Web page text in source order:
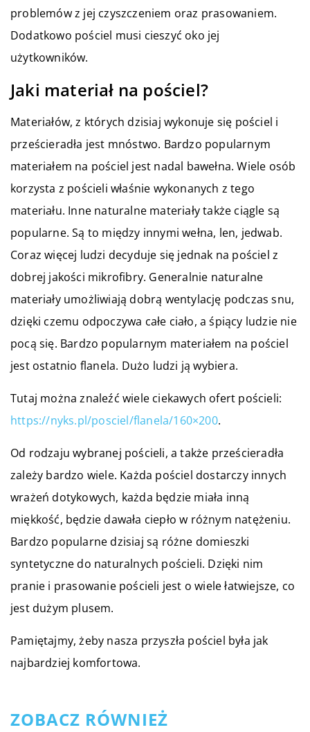
problemów z jej czyszczeniem oraz prasowaniem.
Dodatkowo pościel musi cieszyć oko jej
użytkowników.
Jaki materiał na pościel?
Materiałów, z których dzisiaj wykonuje się pościel i
prześcieradła jest mnóstwo. Bardzo popularnym
materiałem na pościel jest nadal bawełna. Wiele osób
korzysta z pościeli właśnie wykonanych z tego
materiału. Inne naturalne materiały także ciągle są
popularne. Są to między innymi wełna, len, jedwab.
Coraz więcej ludzi decyduje się jednak na pościel z
dobrej jakości mikrofibry. Generalnie naturalne
materiały umożliwiają dobrą wentylację podczas snu,
dzięki czemu odpoczywa całe ciało, a śpiący ludzie nie
pocą się. Bardzo popularnym materiałem na pościel
jest ostatnio flanela. Dużo ludzi ją wybiera.
Tutaj można znaleźć wiele ciekawych ofert pościeli:
https://nyks.pl/posciel/flanela/160×200.
Od rodzaju wybranej pościeli, a także prześcieradła
zależy bardzo wiele. Każda pościel dostarczy innych
wrażeń dotykowych, każda będzie miała inną
miękkość, będzie dawała ciepło w różnym natężeniu.
Bardzo popularne dzisiaj są różne domieszki
syntetyczne do naturalnych pościeli. Dzięki nim
pranie i prasowanie pościeli jest o wiele łatwiejsze, co
jest dużym plusem.
Pamiętajmy, żeby nasza przyszła pościel była jak
najbardziej komfortowa.
ZOBACZ RÓWNIEŻ